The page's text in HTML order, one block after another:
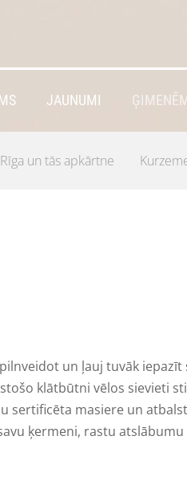
JAUNUMI ĢIMENĒM
Rīga un tās apkārtne
un ļauj tuvāk iepazīt
klātbūtni vēlos sievieti
sertificēta masiere un
ķermeni, rastu